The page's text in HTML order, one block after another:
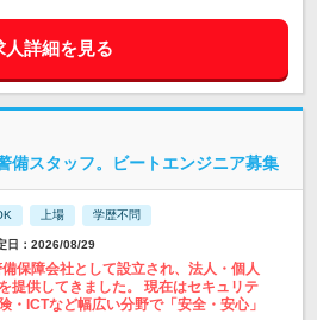
人詳細を見る
備スタッフ。ビートエンジニア募集
上場 学歴不問
日：2026/08/29
保障会社として設立され、法人・個人
提供してきました。 現在はセキュリテ
・ICTなど幅広い分野で「安全・安心」